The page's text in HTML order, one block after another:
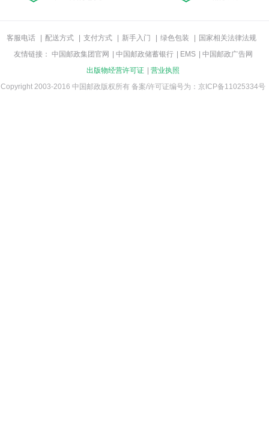
客服电话 | 配送方式 | 支付方式 | 新手入门 | 绿色包装 | 国家相关法律法规
友情链接： 中国邮政集团官网 | 中国邮政储蓄银行 | EMS | 中国邮政广告网
出版物经营许可证 | 营业执照
Copyright 2003-2016 中国邮政版权所有 备案/许可证编号为：京ICP备11025334号